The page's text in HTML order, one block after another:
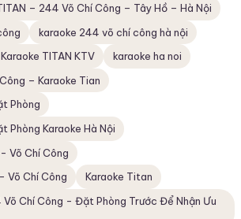
– 244 Võ Chí Công – Tây Hồ – Hà Nội
karaoke 244 võ chí công hà nội
TITAN KTV
karaoke ha noi
– Karaoke Tian
Phòng
Phòng Karaoke Hà Nội
Võ Chí Công
Võ Chí Công
Karaoke Titan
Chí Công - Đặt Phòng Trước Để Nhận Ưu